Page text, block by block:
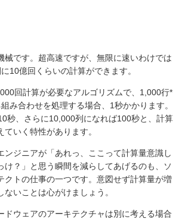
械です。超高速ですが、無限に速いわけでは
10億回くらいの計算ができます。
回計算が必要なアルゴリズムで、1,000行*
み合わせを処理する場合、1秒かかります。
秒、さらに10,000列になれば100秒と、計算
いく特性があります。
ンジニアが「あれっ、ここって計算量意識し
け？」と思う瞬間を減らしてあげるのも、ソ
クトの仕事の一つです。意図せず計算量が増
ないことは心がけましょう。
ドウェアのアーキテクチャは別に考える場合